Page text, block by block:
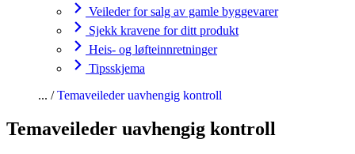
Veileder for salg av gamle byggevarer
Sjekk kravene for ditt produkt
Heis- og løfteinnretninger
Tipsskjema
Temaveileder uavhengig kontroll
Temaveileder uavhengig kontroll